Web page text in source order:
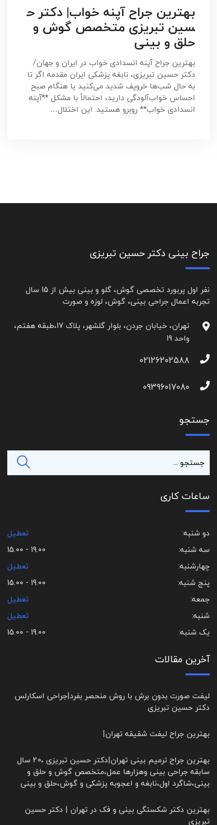
بهترین جراح آپنه خواب| دکتر ح
سین تبریزی متخصص گوش و
حلق و بینی
بهترین جراح آپنه انسدادی خواب در ایران و جهان/
دکتر حسین تبریزی، نابغه پزشکی ایران مقدمه اگر تا
به حال شب‌ها خروپف شدید می‌کنید یا هنگام صبح
احساس خواب‌آلودگی دارید، احتمالاً با مشکل **آپنه
انسدادی خواب** روبرو هستید. این اختلال…
جراح بینی دکتر حسین تبریزی
نفر اول پربورد تخصصی گوش، گلو و بینی بیش از 15 سال
تجربه اعمال جراحی بینی، گوش، لوزه و صورت
تهران، خیابان جردن، بلوار گلشهر، پلاک 17،طبقه هفتم،
واحد 19
02126202588
09396017080
جستجو
ساعات کاری
دو شنبه:
تعطیل
سه شنبه:
19.00 - 15.00
چهارشنبه:
تعطیل
پنج شنبه:
19.00 - 15.00
جمعه:
تعطیل
شنبه:
تعطیل
یک شنبه:
19.00 - 15.00
آخرین مقالات
لیفت صورت بدون برش با روش منحصر بفرد|جراحی اسکارلس
دکتر حسین تبریزی
بهترین جراح لیفت شقیقه تهران|
بهترین جراح ترمیم بینی تهران|دکتر حسین تبریزی ،20 سال
سابقه جراحی بینی وهزارها عمل،متخصص گوش و حلق و
بینی،شاگرد اول،نابغه و اعجوبه پزشکی و گوش،حلق و بینی
بهترین دکتر شکستگی بینی و فک در تهران | دکتر حسین
تبریزی